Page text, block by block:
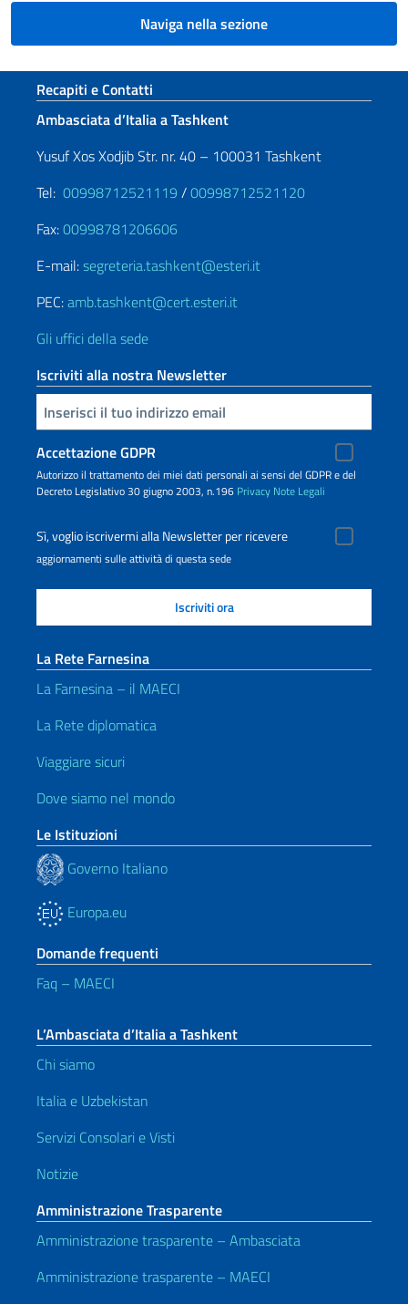
Naviga nella sezione
Sezione footer
Recapiti e Contatti
Ambasciata d’Italia a Tashkent
Yusuf Xos Xodjib Str. nr. 40 – 100031 Tashkent
Tel: 00998712521119 /00998712521120
Fax:00998781206606
E-mail:segreteria.tashkent@esteri.it
PEC:amb.tashkent@cert.esteri.it
Gli uffici della sede
Iscriviti alla nostra Newsletter
Inserisci la tua email
Accettazione GDPR
Autorizzo il trattamento dei miei dati personali ai sensi del GDPR e del
Decreto Legislativo 30 giugno 2003, n.196 Privacy Note Legali
Sì, voglio iscrivermi alla Newsletter per ricevere
aggiornamenti sulle attività di questa sede
La Rete Farnesina
La Farnesina – il MAECI
La Rete diplomatica
Viaggiare sicuri
Dove siamo nel mondo
Le Istituzioni
Governo Italiano
Europa.eu
Domande frequenti
Faq – MAECI
L’Ambasciata d’Italia a Tashkent
Chi siamo
Italia e Uzbekistan
Servizi Consolari e Visti
Notizie
Amministrazione Trasparente
Amministrazione trasparente – Ambasciata
Amministrazione trasparente – MAECI